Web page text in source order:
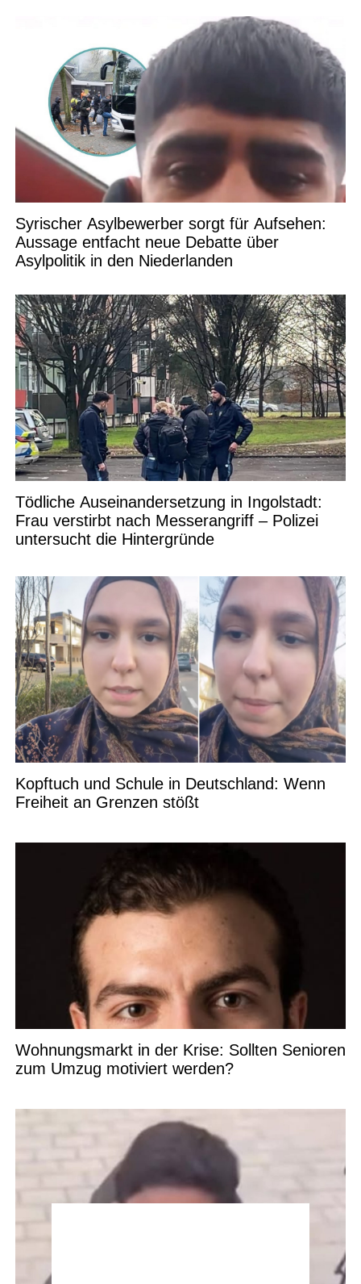
Syrischer Asylbewerber sorgt für Aufsehen:
Aussage entfacht neue Debatte über
Asylpolitik in den Niederlanden
Tödliche Auseinandersetzung in Ingolstadt:
Frau verstirbt nach Messerangriff – Polizei
untersucht die Hintergründe
Kopftuch und Schule in Deutschland: Wenn
Freiheit an Grenzen stößt
Wohnungsmarkt in der Krise: Sollten Senioren
zum Umzug motiviert werden?